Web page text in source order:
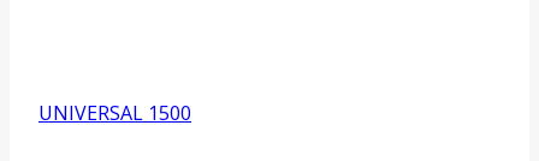
UNIVERSAL 1500